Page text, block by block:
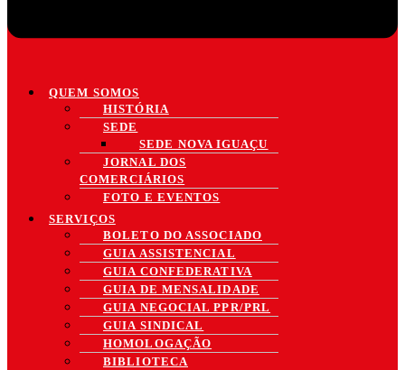
QUEM SOMOS
HISTÓRIA
SEDE
SEDE NOVA IGUAÇU
JORNAL DOS
COMERCIÁRIOS
FOTO E EVENTOS
SERVIÇOS
BOLETO DO ASSOCIADO
GUIA ASSISTENCIAL
GUIA CONFEDERATIVA
GUIA DE MENSALIDADE
GUIA NEGOCIAL PPR/PRL
GUIA SINDICAL
HOMOLOGAÇÃO
BIBLIOTECA